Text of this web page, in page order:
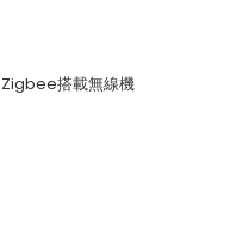
搭載無線機